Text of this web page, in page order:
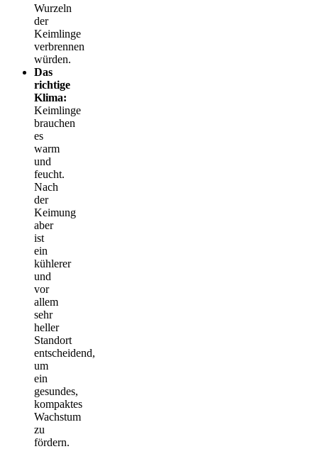
Wurzeln
der
Keimlinge
verbrennen
würden.
Das
richtige
Klima:
Keimlinge
brauchen
es
warm
und
feucht.
Nach
der
Keimung
aber
ist
ein
kühlerer
und
vor
allem
sehr
heller
Standort
entscheidend,
um
ein
gesundes,
kompaktes
Wachstum
zu
fördern.